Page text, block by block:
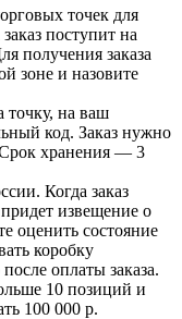
точек для
поступит на
получения заказа
зоне и назовите
точку, на ваш
код. Заказ нужно
Срок хранения — 3
Когда заказ
извещение о
оценить состояние
коробку
оплаты заказа.
10 позиций и
100 000 р.